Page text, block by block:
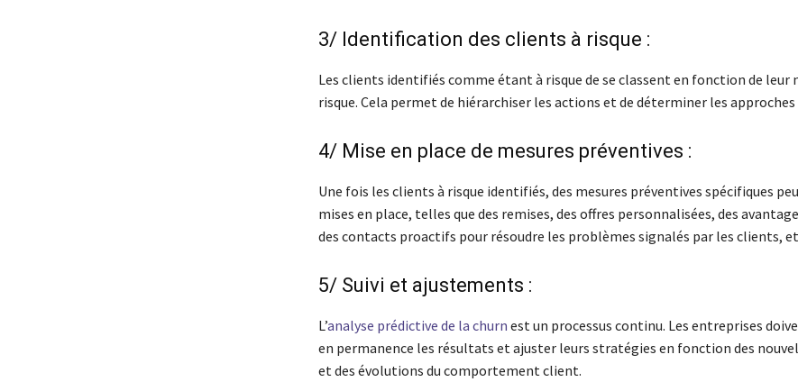
3/ Identification des clients à risque :
Les clients identifiés comme étant à risque de se classent en fonction de leur
risque. Cela permet de hiérarchiser les actions et de déterminer les approches
4/ Mise en place de mesures préventives :
Une fois les clients à risque identifiés, des mesures préventives spécifiques
mises en place, telles que des remises, des offres personnalisées, des
des contacts proactifs pour résoudre les problèmes signalés par les clients,
5/ Suivi et ajustements :
L’analyse prédictive de la churn est un processus continu. Les entreprises
en permanence les résultats et ajuster leurs stratégies en fonction des
et des évolutions du comportement client.